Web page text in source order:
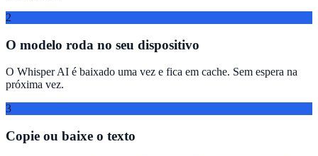
2
O modelo roda no seu dispositivo
O Whisper AI é baixado uma vez e fica em cache. Sem espera na
próxima vez.
3
Copie ou baixe o texto